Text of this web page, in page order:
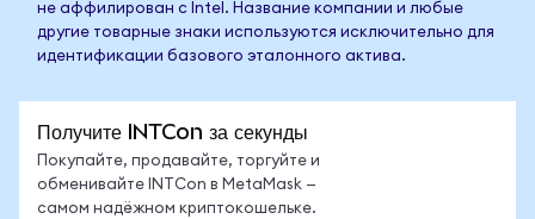
не аффилирован с Intel. Название компании и любые
другие товарные знаки используются исключительно для
идентификации базового эталонного актива.
Получите INTCon за секунды
Покупайте, продавайте, торгуйте и
обменивайте INTCon в MetaMask —
самом надёжном криптокошельке.